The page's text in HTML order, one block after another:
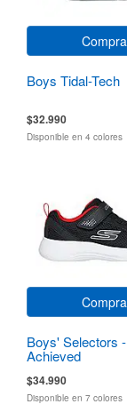
Boys Tidal-Tech
$32.990
Disponible en 4 colores
Boys' Selectors
Achieved
$34.990
Disponible en 7 colores